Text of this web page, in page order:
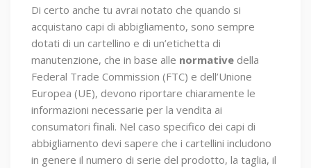
Di certo anche tu avrai notato che quando si
acquistano capi di abbigliamento, sono sempre
dotati di un cartellino e di un’etichetta di
manutenzione, che in base alle normative della
Federal Trade Commission (FTC) e dell’Unione
Europea (UE), devono riportare chiaramente le
informazioni necessarie per la vendita ai
consumatori finali. Nel caso specifico dei capi di
abbigliamento devi sapere che i cartellini includono
in genere il numero di serie del prodotto, la taglia, il